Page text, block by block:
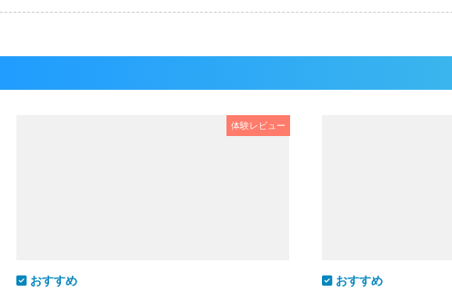
体験レビュー
おすすめ おすすめ